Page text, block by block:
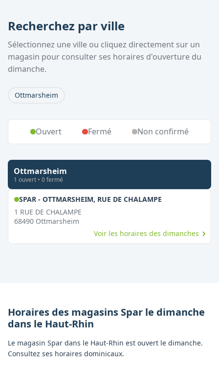
Recherchez par ville
Sélectionnez une ville ou cliquez directement sur un
magasin pour consulter ses horaires d'ouverture du
dimanche.
Ottmarsheim
Ouvert Fermé Non confirmé
Ottmarsheim
1 ouvert • 0fermé
SPAR - OTTMARSHEIM, RUE DE CHALAMPE,
1 RUE DE CHALAMPE
68490 Ottmarsheim
Voir les horaires des dimanches
Horaires des magasins Spar le dimanche
dans le Haut-Rhin
Le magasin Spar dans le Haut-Rhin est ouvert le dimanche.
Consultez ses horaires dominicaux.